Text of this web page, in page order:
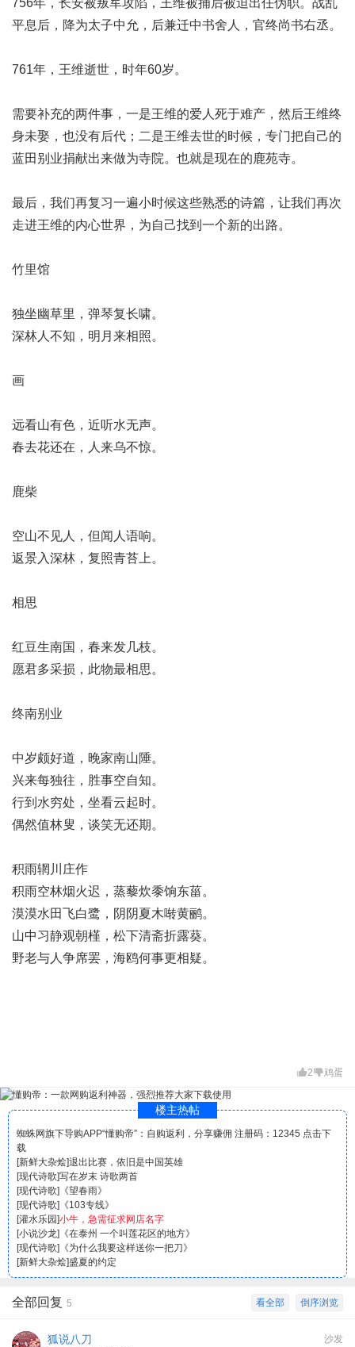
756年，长安被叛军攻陷，王维被捕后被迫出任伪职。战乱
平息后，降为太子中允，后兼迁中书舍人，官终尚书右丞。
761年，王维逝世，时年60岁。
需要补充的两件事，一是王维的爱人死于难产，然后王维终
身未娶，也没有后代；二是王维去世的时候，专门把自己的
蓝田别业捐献出来做为寺院。也就是现在的鹿苑寺。
最后，我们再复习一遍小时候这些熟悉的诗篇，让我们再次
走进王维的内心世界，为自己找到一个新的出路。
竹里馆
独坐幽草里，弹琴复长啸。
深林人不知，明月来相照。
画
远看山有色，近听水无声。
春去花还在，人来乌不惊。
鹿柴
空山不见人，但闻人语响。
返景入深林，复照青苔上。
相思
红豆生南国，春来发几枝。
愿君多采损，此物最相思。
终南别业
中岁颇好道，晚家南山陲。
兴来每独往，胜事空自知。
行到水穷处，坐看云起时。
偶然值林叟，谈笑无还期。
积雨辋川庄作
积雨空林烟火迟，蒸藜炊黍饷东菑。
漠漠水田飞白鹭，阴阴夏木啭黄鹂。
山中习静观朝槿，松下清斋折露葵。
野老与人争席罢，海鸥何事更相疑。
2 鸡蛋
楼主热帖
蜘蛛网旗下导购APP“懂购帝”：自购返利，分享赚佣 注册码：12345 点击下
载
退出比赛，依旧是中国英雄
[新鲜大杂烩]
写在岁末 诗歌两首
[现代诗歌]
《望春雨》
[现代诗歌]
《103专线》
[现代诗歌]
小牛，急需征求网店名字
[灌水乐园]
《在泰州 一个叫莲花区的地方》
[小说沙龙]
《为什么我要这样送你一把刀》
[现代诗歌]
盛夏的约定
[新鲜大杂烩]
倒序浏览
看全部
全部回复 5
沙发
狐说八刀